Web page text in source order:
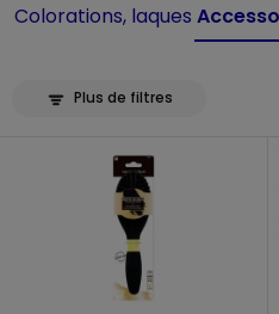
Colorations, laques
Plus de filtres